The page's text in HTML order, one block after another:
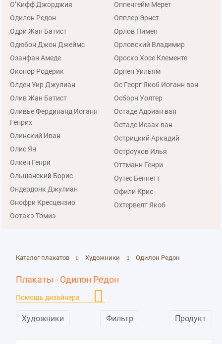
О’Кифф Джорджия
Одилон Редон
Одри Жан Батист
Одюбон Джон Джеймс
Озанфан Амеде
Оконор Родерик
Олден Уир Джулиан
Олив Жан Батист
Оливье Фердинанд Иоганн
Генрих
Олинский Иван
Олис Ян
Олкен Генри
Ольшанский Борис
Ондердонк Джулиан
Онофри Кресцензио
Оотакэ Томиэ
Оппенгейм Мерет
Опплер Эрнст
Орлов Пимен
Орловский Владимир
Ороско Хосе Клементе
Орпен Уильям
Ос Георг Якоб Иоганн ван
Осборн Уолтер
Остаде Адриан ван
Остаде Исаак ван
Острицкий Аркадий
Остроухов Илья
Оттманн Генри
Оутес Беннетт
Офили Крис
Охтервелт Якоб
Каталог плакатов Художники Одилон Редон
Плакаты - Одилон Редон
Помощь дизайнера
Художники Фильтр Продукт